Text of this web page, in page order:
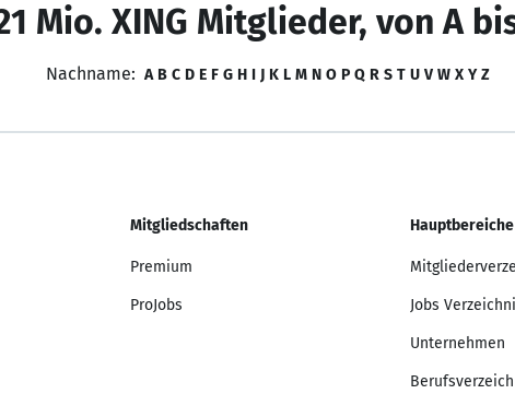
Mio. XING Mitglieder, von A
Nachname: A B C D E F G H I J K L M N O P Q R S T U V W X Y Z
Mitgliedschaften
Premium
ProJobs
Hauptbereiche
Jobs
Unternehmen